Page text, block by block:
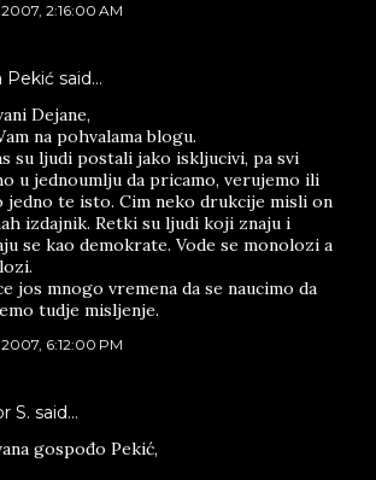
2:16:00 AM
Pekić said…
Dejane,
na pohvalama blogu.
su ljudi postali jako iskljucivi, pa svi
u jednoumlju da pricamo, verujemo ili
jedno te isto. Cim neko drukcije misli on
izdajnik. Retki su ljudi koji znaju i
se kao demokrate. Vode se monolozi a
jos mnogo vremena da se naucimo da
tudje misljenje.
6:12:00 PM
S. said…
gospođo Pekić,